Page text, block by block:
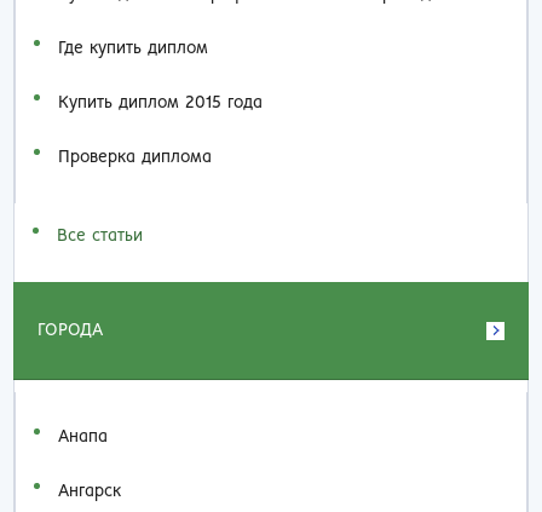
Где купить диплом
Купить диплом 2015 года
Проверка диплома
Все статьи
ГОРОДА
Анапа
Ангарск